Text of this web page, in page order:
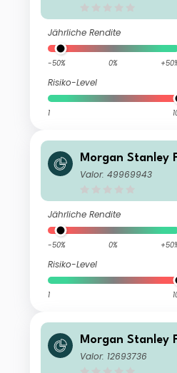
Jährliche Rendite
-50% 0%
Risiko-Level
1
Morgan Stanley
rands Fund I
Valor: 49969943
Jährliche Rendite
-50% 0%
Risiko-Level
1
Morgan Stanley
rands Fund I
Valor: 12693736